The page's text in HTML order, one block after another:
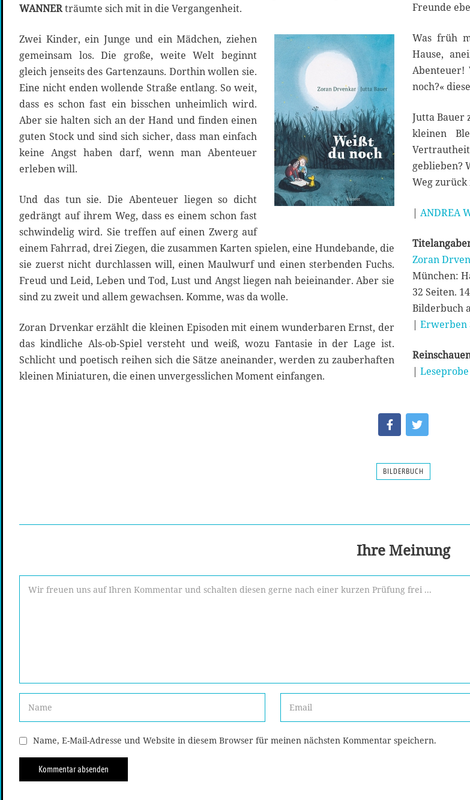
1
WANNERträumte sich mit in die Vergangenheit.
Zwei Kinder, ein Junge und ein Mädchen, ziehen
gemeinsam los. Die große, weite Welt beginnt
gleich jenseits des Gartenzauns. Dorthin wollen sie.
Eine nicht enden wollende Straße entlang. So weit,
dass es schon fast ein bisschen unheimlich wird.
Aber sie halten sich an der Hand und finden einen
guten Stock und sind sich sicher, dass man einfach
keine Angst haben darf, wenn man Abenteuer
erleben will.
Und das tun sie. Die Abenteuer liegen so dicht
gedrängt auf ihrem Weg, dass es einem schon fast
schwindelig wird. Sie treffen auf einen Zwerg auf
einem Fahrrad, drei Ziegen, die zusammen Karten spielen, eine Hundebande, die
sie zuerst nicht durchlassen will, einen Maulwurf und einen sterbenden Fuchs.
Freud und Leid, Leben und Tod, Lust und Angst liegen nah beieinander. Aber sie
sind zu zweit und allem gewachsen. Komme, was da wolle.
Zoran Drvenkar erzählt die kleinen Episoden mit einem wunderbaren Ernst, der
das kindliche Als-ob-Spiel versteht und weiß, wozu Fantasie in der Lage ist.
Schlicht und poetisch reihen sich die Sätze aneinander, werden zu zauberhaften
kleinen Miniaturen, die einen unvergesslichen Moment einfangen.
Freunde
Was früh
Hause,
noch?«
Jutta Bauer
kleinen
geblieben?
Weg
| ANDREA
Zoran
München:
32 Seiten.
Bilderbuch
| Erwerben
| Leseprobe
BILDERBUCH
Ihre Meinung
Name, E-Mail-Adresse und Website in diesem Browser für meinen nächsten Kommentar speichern.